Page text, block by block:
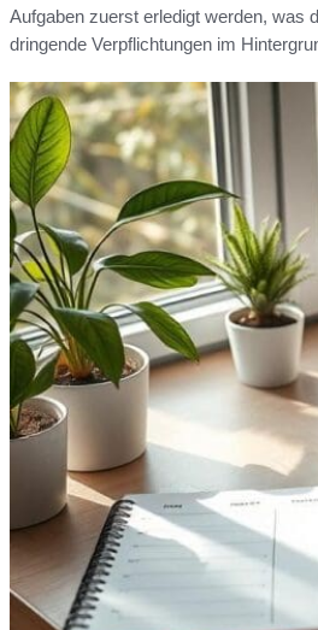
Aufgaben zuerst erledigt werden, was
dringende Verpflichtungen im